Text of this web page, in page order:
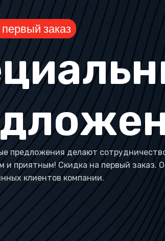
заказ
предложения делают
и приятным! Скидка на первый заказ.
клиентов компании.